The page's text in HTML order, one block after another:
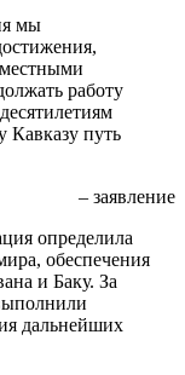
мы
работу
путь
– заявление
определила
обеспечения
и Баку. За
дальнейших